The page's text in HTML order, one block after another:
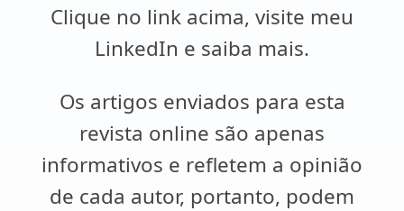
Clique no link acima, visite meu
LinkedIn e saiba mais.
Os artigos enviados para esta
revista online são apenas
informativos e refletem a opinião
de cada autor, portanto, podem